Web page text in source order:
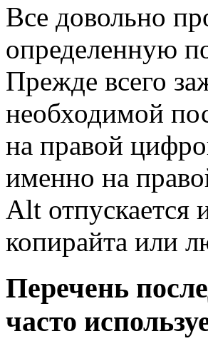
Все довольно
определенную
Прежде всего
необходимой
на правой
именно на
Alt отпускается
копирайта или
Перечень
часто